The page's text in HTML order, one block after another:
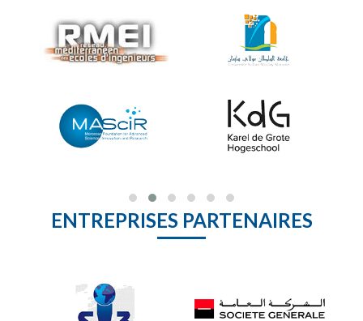
ENTREPRISES PARTENAIRES